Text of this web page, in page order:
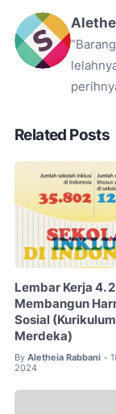
Related Posts
Lembar Kerja 4.
Membangun
Sosial (Kurikulum
Merdeka)
By Aletheia Rabbani •
2024